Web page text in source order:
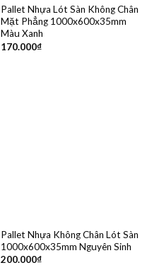
Pallet Nhựa Lót Sàn Không Chân
Mặt Phẳng 1000x600x35mm
Màu Xanh
170.000₫
Pallet Nhựa Không Chân Lót Sàn
1000x600x35mm Nguyên Sinh
200.000₫